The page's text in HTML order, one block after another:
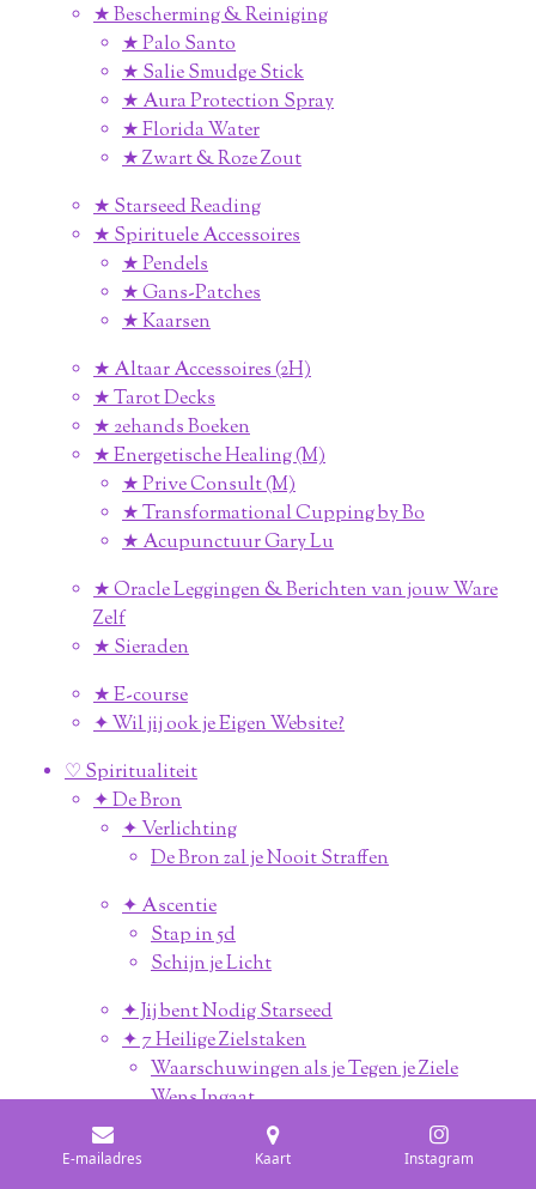
★ Bescherming & Reiniging
★ Palo Santo
★ Salie Smudge Stick
★ Aura Protection Spray
★ Florida Water
★ Zwart & Roze Zout
★ Starseed Reading
★ Spirituele Accessoires
★ Pendels
★ Gans-Patches
★ Kaarsen
★ Altaar Accessoires (2H)
★ Tarot Decks
★ 2ehands Boeken
★ Energetische Healing (M)
★ Prive Consult (M)
★ Transformational Cupping by Bo
★ Acupunctuur Gary Lu
★ Oracle Leggingen & Berichten van jouw Ware
Zelf
★ Sieraden
★ E-course
✦ Wil jij ook je Eigen Website?
♡ Spiritualiteit
✦ De Bron
✦ Verlichting
De Bron zal je Nooit Straffen
✦ Ascentie
Stap in 5d
Schijn je Licht
✦ Jij bent Nodig Starseed
✦ 7 Heilige Zielstaken
Waarschuwingen als je Tegen je Ziele
Wens Ingaat
✦ Maart Update 2022
E-mailadres Kaart Instagram